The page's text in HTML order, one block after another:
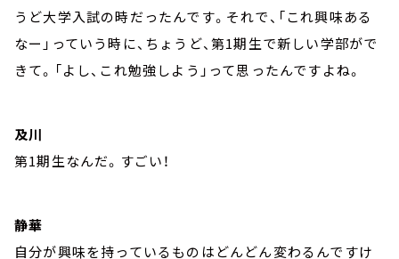
うど大学入試の時だったんです。それで、「これ興味ある
なー」っていう時に、ちょうど、第1期生で新しい学部がで
きて。「よし、これ勉強しよう」って思ったんですよね。
及川
第1期生なんだ。すごい！
静華
自分が興味を持っているものはどんどん変わるんですけ